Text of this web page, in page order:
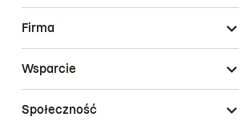
Firma
Wsparcie
Społeczność